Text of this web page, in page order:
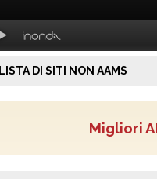
LISTA DI SITI NON AAMS
Migliori